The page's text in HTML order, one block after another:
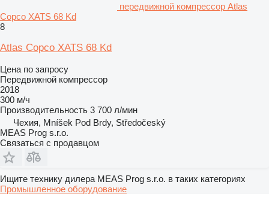
передвижной компрессор Atlas
Copco XATS 68 Kd
8
Atlas Copco XATS 68 Kd
Цена по запросу
Передвижной компрессор
2018
300 м/ч
Производительность 3 700 л/мин
Чехия, Mníšek Pod Brdy, Středočeský
MEAS Prog s.r.o.
Связаться с продавцом
Ищите технику дилера MEAS Prog s.r.o. в таких категориях
Промышленное оборудование